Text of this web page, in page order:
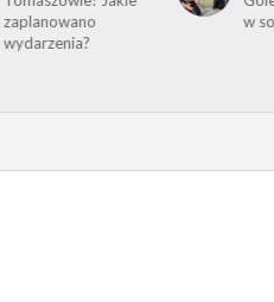
zaplanowano
wydarzenia?
w